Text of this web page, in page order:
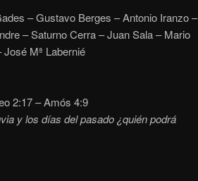
– Gustavo Berges – Antonio Iranzo –
– Saturno Cerra – Juan Sala – Mario
Mª Labernié
2:17 – Amós 4:9
y los días del pasado ¿quién podrá